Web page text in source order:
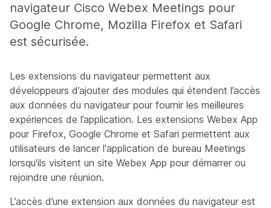
navigateur Cisco Webex Meetings pour
Google Chrome, Mozilla Firefox et Safari
est sécurisée.
Les extensions du navigateur permettent aux
développeurs d’ajouter des modules qui étendent l’accès
aux données du navigateur pour fournir les meilleures
expériences de l’application. Les extensions Webex App
pour Firefox, Google Chrome et Safari permettent aux
utilisateurs de lancer l'application de bureau Meetings
lorsqu'ils visitent un site Webex App pour démarrer ou
rejoindre une réunion.
L’accès d’une extension aux données du navigateur est